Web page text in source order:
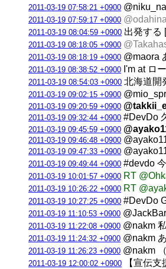
2011-03-19 07:58:21 +0900
2011-03-19 07:59:17 +0900
2011-03-19 08:04:59 +0900 出発する
2011-03-19 08:18:05 +0900
2011-03-19 08:18:19 +0900 @maora
2011-03-19 08:38:52 +0900 I'm at ロ
2011-03-19 08:54:03 +0900 北海道開
2011-03-19 09:02:15 +0900
2011-03-19 09:20:59 +0900
2011-03-19 09:32:44 +0900 #DevDo
2011-03-19 09:45:59 +0900
2011-03-19 09:46:48 +0900
2011-03-19 09:47:33 +0900
2011-03-19 09:49:44 +0900 #devdo
2011-03-19 10:01:57 +0900 RT
2011-03-19 10:26:22 +0900 RT
2011-03-19 10:27:25 +0900 #DevDo
2011-03-19 11:10:53 +0900
2011-03-19 11:22:08 +0900 @nakm
2011-03-19 11:24:32 +0900 @nakm
2011-03-19 11:26:23 +0900 @nakm
2011-03-19 12:00:02 +0900 【宣伝